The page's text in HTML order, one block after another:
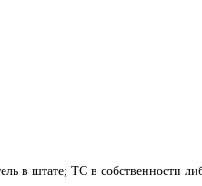
в штате; ТС в собственности